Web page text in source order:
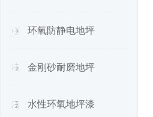
环氧防静电地坪
金刚砂耐磨地坪
水性环氧地坪漆